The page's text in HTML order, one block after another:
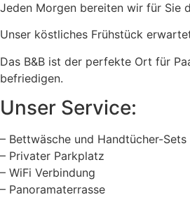
Jeden Morgen bereiten wir für Sie
Unser köstliches Frühstück
Das B&B ist der perfekte Ort für
befriedigen.
Unser Service:
– Bettwäsche und Handtücher-Sets
– Privater Parkplatz
– WiFi Verbindung
– Panoramaterrasse